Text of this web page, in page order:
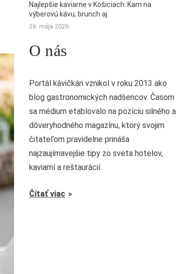
Najlepšie kaviarne v Košiciach: Kam na
výberovú kávu, brunch aj
26. mája 2026
O nás
Portál kávičkári vznikol v roku 2013 ako
blog gastronomických nadšencov. Časom
sa médium etablovalo na pozíciu silného a
dôveryhodného magazínu, ktorý svojim
čitateľom pravidelne prináša
najzaujímavejšie tipy zo sveta hotelov,
kaviarní a reštaurácií.
Čítať viac